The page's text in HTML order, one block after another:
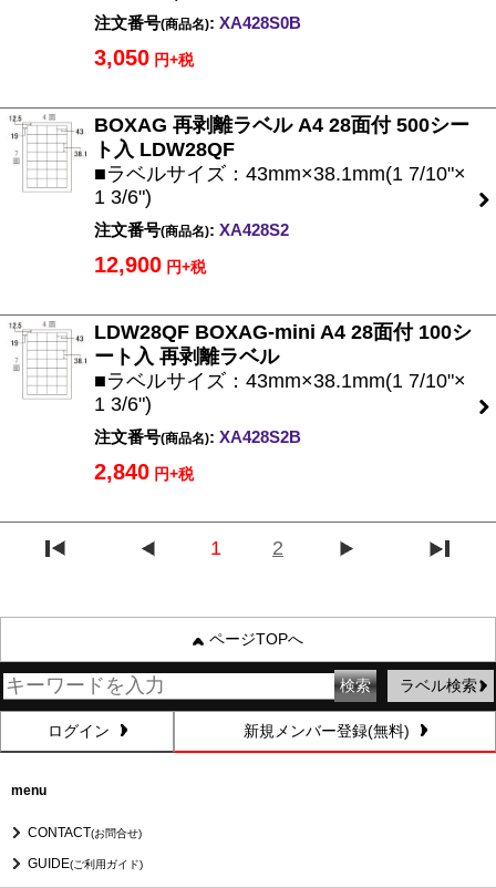
注文番号(商品名): XA428S0B
3,050 円+税
BOXAG 再剥離ラベル A4 28面付 500シー
ト入 LDW28QF
■ラベルサイズ：43mm×38.1mm(1 7/10"×
1 3/6")
注文番号(商品名): XA428S2
12,900 円+税
LDW28QF BOXAG-mini A4 28面付 100シ
ート入 再剥離ラベル
■ラベルサイズ：43mm×38.1mm(1 7/10"×
1 3/6")
注文番号(商品名): XA428S2B
2,840 円+税
1 2
ページTOPへ
ラベル検索
ログイン 新規メンバー登録(無料)
menu
CONTACT(お問合せ)
GUIDE(ご利用ガイド)